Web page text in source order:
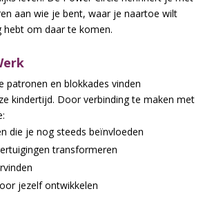
aan wie je bent, waar je naartoe wilt
hebt om daar te komen.
patronen en blokkades vinden
kindertijd. Door verbinding te maken met
die je nog steeds beïnvloeden
transformeren
jezelf ontwikkelen